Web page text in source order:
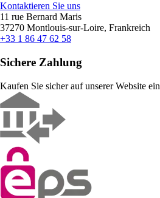
Kontaktieren Sie uns
11 rue Bernard Maris
37270 Montlouis-sur-Loire, Frankreich
+33 1 86 47 62 58
Sichere Zahlung
Kaufen Sie sicher auf unserer Website ein